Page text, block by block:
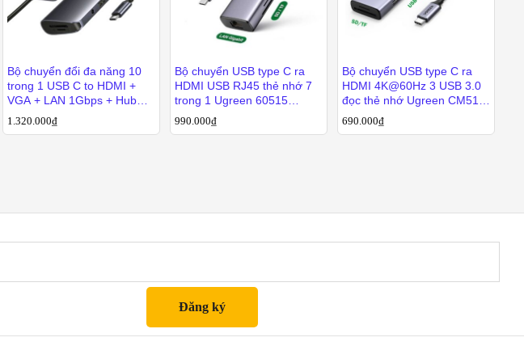
Bộ chuyển đổi đa năng 10
trong 1 USB C to HDMI +
VGA + LAN 1Gbps + Hub
USB3.0 + SD/TF + Audio
Ugreen 80133
1.320.000₫
1.320.000
Bộ chuyển USB type C ra
HDMI USB RJ45 thẻ nhớ 7
trong 1 Ugreen 60515
CM512
990.000₫
990.000
Bộ chuyển USB type C ra
HDMI 4K@60Hz 3 USB 3.0
đọc thẻ nhớ Ugreen CM511
60383
690.000₫
690.000